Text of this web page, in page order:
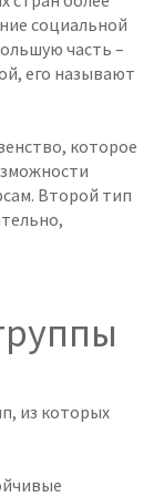
социальной
часть –
его называют
которое
Второй тип
из которых